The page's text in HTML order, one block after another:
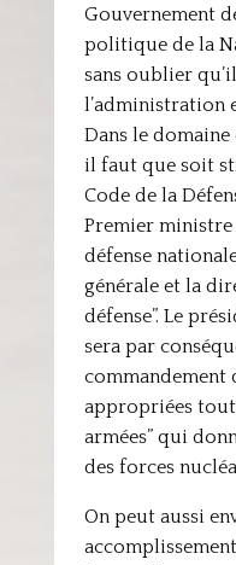
Gouvernement
politique de la
sans oublier
l’administration
Dans le domaine
il faut que soit
Code de la
Premier ministre
défense
générale et la
défense”. Le
sera par
commandement
appropriées tout
armées” qui
des forces
On peut aussi